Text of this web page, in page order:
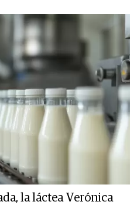
la láctea Verónica